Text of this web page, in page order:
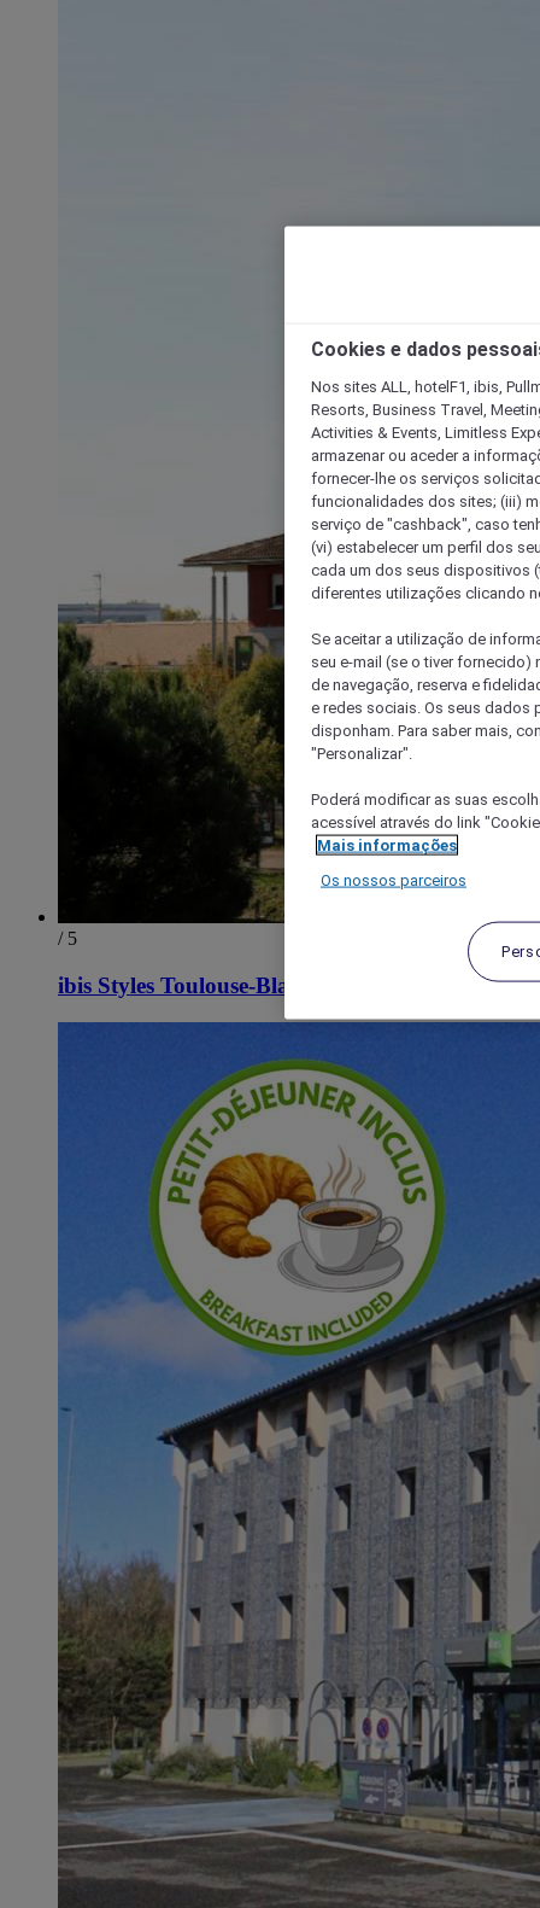
/ 5
ibis Styles Toulouse-Blagnac Aéroport
Cookies e dados
Nos sites ALL, hotelF1, ibis,
Resorts, Business Travel,
Activities & Events, Limitless
armazenar ou aceder a
fornecer-lhe os serviços
funcionalidades dos sites; (iii)
serviço de "cashback", caso
(vi) estabelecer um perfil dos
cada um dos seus dispositivos
diferentes utilizações clicando
Se aceitar a utilização de
seu e-mail (se o tiver
de navegação, reserva e
e redes sociais. Os seus dados
disponham. Para saber mais,
"Personalizar".
Poderá modificar as suas
acessível através do link
Mais informações
Os nossos parceiros